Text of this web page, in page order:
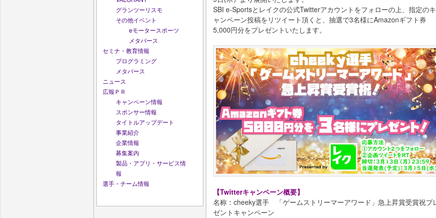
グランツーリスモ
その他イベント
eモータースポーツ
メタバース
セミナ・教育情報
プログラミング
メタバース
ニュース
広報ＰＲ
キャンペーン情報
スポンサー情報
タイトルアップデート
事業紹介
企業情報
募集案内
製品・アプリ・サービス情
報
選手・チーム情報
SBI e-Sportsとレイクの公式Twitterアカウントをフォローの上、指定のキ
ャンペーン投稿をリツイート頂くと、抽選で3名様にAmazonギフト券
5,000円分をプレゼントいたします。
【Twitterキャンペーン概要】
名称：cheeky選手 「ゲームストリーマーアワード」急上昇賞受賞祝プ
ゼントキャンペーン